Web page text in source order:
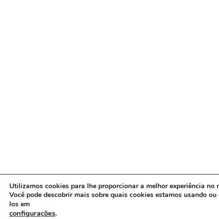
Utilizamos cookies para lhe proporcionar a melhor experiência no
Você pode descobrir mais sobre quais cookies estamos usando
los em
configurações.